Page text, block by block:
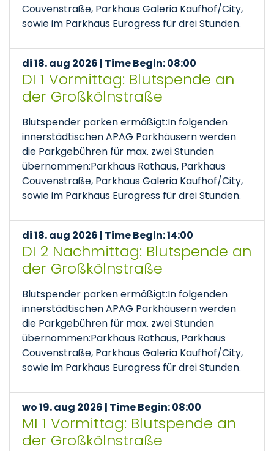
Couvenstraße, Parkhaus Galeria Kaufhof/City,
sowie im Parkhaus Eurogress für drei Stunden.
di 18. aug 2026 | Time Begin: 08:00
DI 1 Vormittag: Blutspende an
der Großkölnstraße
Blutspender parken ermäßigt:In folgenden
innerstädtischen APAG Parkhäusern werden
die Parkgebühren für max. zwei Stunden
übernommen:Parkhaus Rathaus, Parkhaus
Couvenstraße, Parkhaus Galeria Kaufhof/City,
sowie im Parkhaus Eurogress für drei Stunden.
di 18. aug 2026 | Time Begin: 14:00
DI 2 Nachmittag: Blutspende an
der Großkölnstraße
Blutspender parken ermäßigt:In folgenden
innerstädtischen APAG Parkhäusern werden
die Parkgebühren für max. zwei Stunden
übernommen:Parkhaus Rathaus, Parkhaus
Couvenstraße, Parkhaus Galeria Kaufhof/City,
sowie im Parkhaus Eurogress für drei Stunden.
wo 19. aug 2026 | Time Begin: 08:00
MI 1 Vormittag: Blutspende an
der Großkölnstraße